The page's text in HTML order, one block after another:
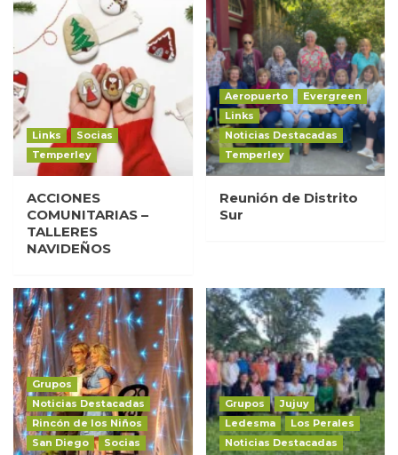
Links
Socias
Temperley
ACCIONES
COMUNITARIAS –
TALLERES
NAVIDEÑOS
Aeropuerto
Evergreen
Links
Noticias Destacadas
Temperley
Reunión de Distrito
Sur
Grupos
Noticias Destacadas
Rincón de los Niños
San Diego
Socias
Grupos
Jujuy
Ledesma
Los Perales
Noticias Destacadas